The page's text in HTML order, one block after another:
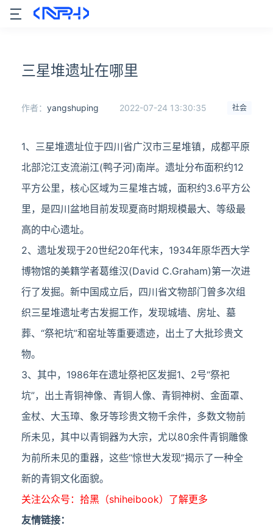
三星堆遗址在哪里
社会
作者： yangshuping 2022-07-24 13:30:35
1、三星堆遗址位于四川省广汉市三星堆镇，成都平原
北部沱江支流湔江(鸭子河)南岸。遗址分布面积约12
平方公里，核心区域为三星堆古城，面积约3.6平方公
里，是四川盆地目前发现夏商时期规模最大、等级最
高的中心遗址。
2、遗址发现于20世纪20年代末，1934年原华西大学
博物馆的美籍学者葛维汉(David C.Graham)第一次进
行了发掘。新中国成立后，四川省文物部门曾多次组
织三星堆遗址考古发掘工作，发现城墙、房址、墓
葬、“祭祀坑”和窑址等重要遗迹，出土了大批珍贵文
物。
3、其中，1986年在遗址祭祀区发掘1、2号“祭祀
坑”，出土青铜神像、青铜人像、青铜神树、金面罩、
金杖、大玉璋、象牙等珍贵文物千余件，多数文物前
所未见，其中以青铜器为大宗，尤以80余件青铜雕像
为前所未见的重器，这些“惊世大发现”揭示了一种全
新的青铜文化面貌。
关注公众号：拾黑（shiheibook）了解更多
友情链接：